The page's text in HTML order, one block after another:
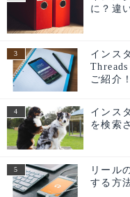
に？違
インス
ご紹介！
インス
を検索
リール
する方